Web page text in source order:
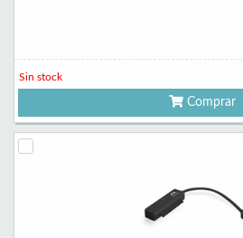
Sin stock
Comprar